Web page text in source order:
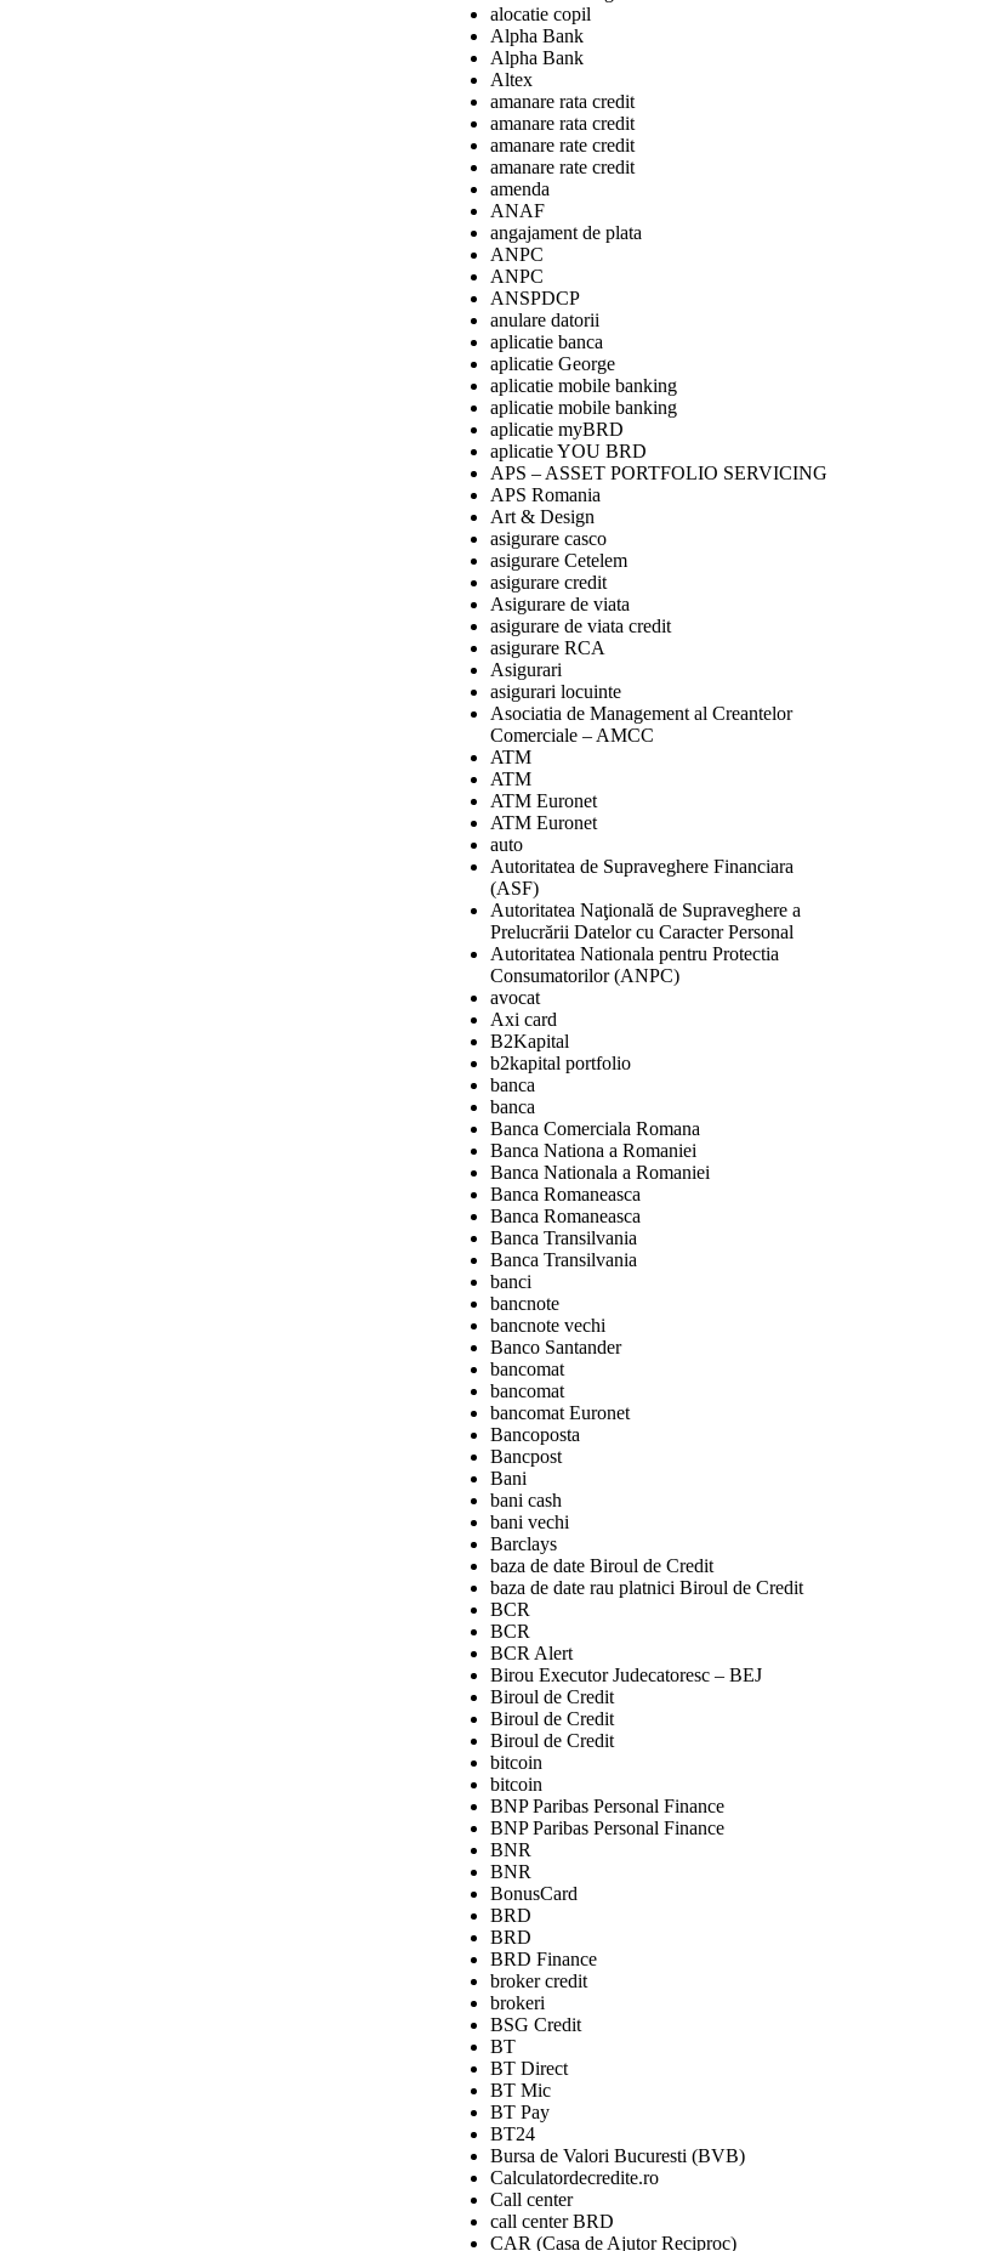
alocatie copil
Alpha Bank
Alpha Bank
Altex
amanare rata credit
amanare rata credit
amanare rate credit
amanare rate credit
amenda
ANAF
angajament de plata
ANPC
ANPC
ANSPDCP
anulare datorii
aplicatie banca
aplicatie George
aplicatie mobile banking
aplicatie mobile banking
aplicatie myBRD
aplicatie YOU BRD
APS – ASSET PORTFOLIO SERVICING
APS Romania
Art & Design
asigurare casco
asigurare Cetelem
asigurare credit
Asigurare de viata
asigurare de viata credit
asigurare RCA
Asigurari
asigurari locuinte
Asociatia de Management al Creantelor
Comerciale – AMCC
ATM
ATM
ATM Euronet
ATM Euronet
auto
Autoritatea de Supraveghere Financiara
(ASF)
Autoritatea Naţională de Supraveghere a
Prelucrării Datelor cu Caracter Personal
Autoritatea Nationala pentru Protectia
Consumatorilor (ANPC)
avocat
Axi card
B2Kapital
b2kapital portfolio
banca
banca
Banca Comerciala Romana
Banca Nationa a Romaniei
Banca Nationala a Romaniei
Banca Romaneasca
Banca Romaneasca
Banca Transilvania
Banca Transilvania
banci
bancnote
bancnote vechi
Banco Santander
bancomat
bancomat
bancomat Euronet
Bancoposta
Bancpost
Bani
bani cash
bani vechi
Barclays
baza de date Biroul de Credit
baza de date rau platnici Biroul de Credit
BCR
BCR
BCR Alert
Birou Executor Judecatoresc – BEJ
Biroul de Credit
Biroul de Credit
Biroul de Credit
bitcoin
bitcoin
BNP Paribas Personal Finance
BNP Paribas Personal Finance
BNR
BNR
BonusCard
BRD
BRD
BRD Finance
broker credit
brokeri
BSG Credit
BT
BT Direct
BT Mic
BT Pay
BT24
Bursa de Valori Bucuresti (BVB)
Calculatordecredite.ro
Call center
call center BRD
CAR (Casa de Ajutor Reciproc)